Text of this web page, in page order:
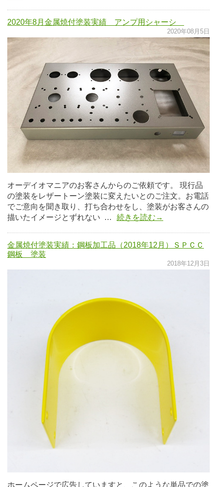
2020年8月金属焼付塗装実績 アンプ用シャーシ
2020年08月5日
オーデイオマニアのお客さんからのご依頼です。 現行品
の塗装をレザートーン塗装に変えたいとのご注文。お電話
でご意向を聞き取り、打ち合わせをし、塗装がお客さんの
描いたイメージとずれない …
続きを読む→
金属焼付塗装実績：鋼板加工品（2018年12月）ＳＰＣＣ
鋼板 塗装
2018年12月3日
ホームページで広告していますと、このような単品での塗